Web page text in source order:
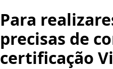
Para
precisas de
certificação